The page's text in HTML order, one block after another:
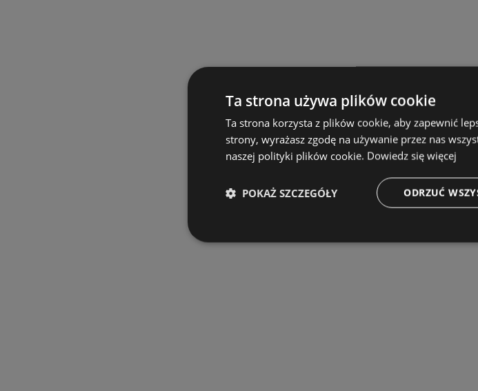
Ta strona używa plików cookie
Ta strona korzysta z plików cookie, aby zapewnić
strony, wyrażasz zgodę na używanie przez nas
naszej polityki plików cookie. Dowiedz się więcej
ODRZUĆ
POKAŻ SZCZEGÓŁY